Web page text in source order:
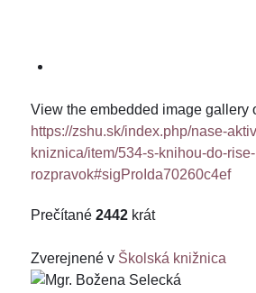
View the embedded image gallery
https://zshu.sk/index.php/nase-
kniznica/item/534-s-knihou-do-rise-
rozpravok#sigProIda70260c4ef
Prečítané 2442 krát
Zverejnené v Školská knižnica